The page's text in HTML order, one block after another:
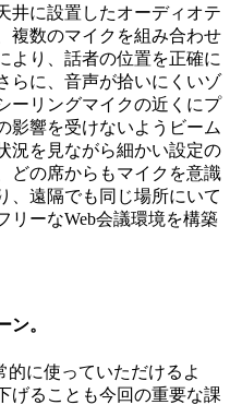
井に設置したオーディオテ
複数のマイクを組み合わせ
より、話者の位置を正確に
らに、音声が拾いにくいゾ
ーリングマイクの近くにプ
影響を受けないようビーム
況を見ながら細かい設定の
どの席からもマイクを意識
、遠隔でも同じ場所にいて
リーなWeb会議環境を構築
ン。
的に使っていただけるよ
げることも今回の重要な課